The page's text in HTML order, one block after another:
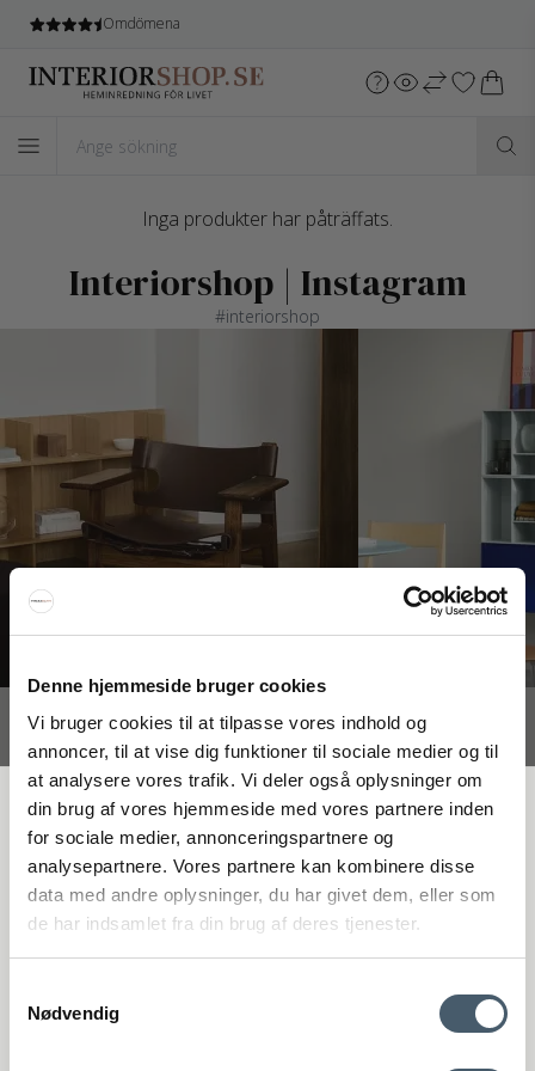
Denne hjemmeside bruger cookies
Vi bruger cookies til at tilpasse vores indhold og
annoncer, til at vise dig funktioner til sociale medier og til
at analysere vores trafik. Vi deler også oplysninger om
din brug af vores hjemmeside med vores partnere inden
for sociale medier, annonceringspartnere og
analysepartnere. Vores partnere kan kombinere disse
data med andre oplysninger, du har givet dem, eller som
de har indsamlet fra din brug af deres tjenester.
Nødvendig
Omdömena
Inga produkter har påträffats.
Interiorshop | Instagram
#interiorshop
Interiør A/S
Løsning
Højmarksvej 34
DK-8723 Løsning
(Google Maps)
Ry
Kyhnsvej 6
(Google Maps)
Viborg
FÅ 20 % RABATT
Få 20 % rabatt genom att prenumerera på vårt nyhetsbrev. *Din rabatt
kan inte användas på redan nedsatta varor eller produkter från
Rocket.